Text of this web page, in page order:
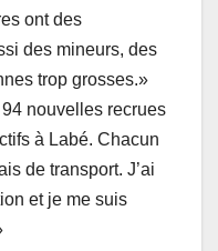
ont des
des mineurs, des
trop grosses.»
nouvelles recrues
à Labé. Chacun
de transport. J’ai
et je me suis